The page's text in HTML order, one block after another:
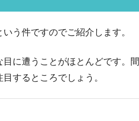
⇒ PSIが示す現況は決して良くない。
いう件ですのでご紹介します。
に遭うことがほとんどです。間
するところでしょう。